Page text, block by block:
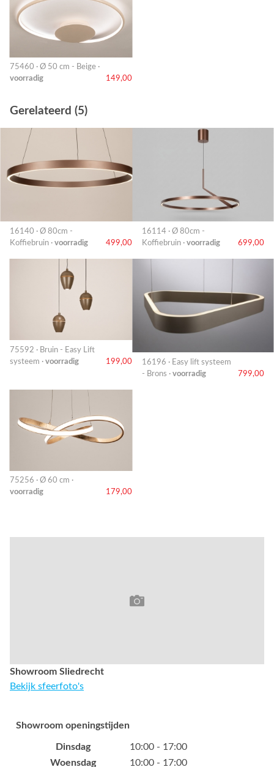
75460 · Ø 50 cm - Beige ·
voorradig
149,00
Gerelateerd (5)
16140 · Ø 80cm -
Koffiebruin · voorradig 499,00
16114 · Ø 80cm -
Koffiebruin · voorradig 699,00
75592 · Bruin - Easy Lift
systeem · voorradig 199,00
16196 · Easy lift systeem
- Brons · voorradig 799,00
75256 · Ø 60 cm ·
voorradig
179,00
Showroom Sliedrecht
Bekijk sfeerfoto's
Showroom openingstijden
Dinsdag
10:00 - 17:00
Woensdag
10:00 - 17:00